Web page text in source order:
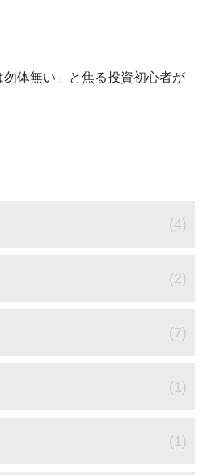
勿体無い」と焦る投資初心者が
(4)
(2)
(7)
(1)
(1)